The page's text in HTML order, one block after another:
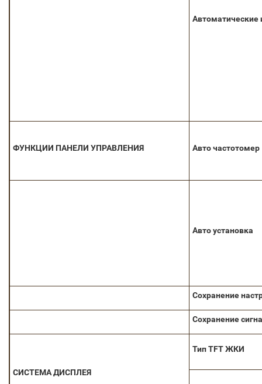
Автоматические
ФУНКЦИИ ПАНЕЛИ УПРАВЛЕНИЯ Авто частотомер
Авто установка
Сохранение
Сохранение
СИСТЕМА ДИСПЛЕЯ
Тип TFT ЖКИ